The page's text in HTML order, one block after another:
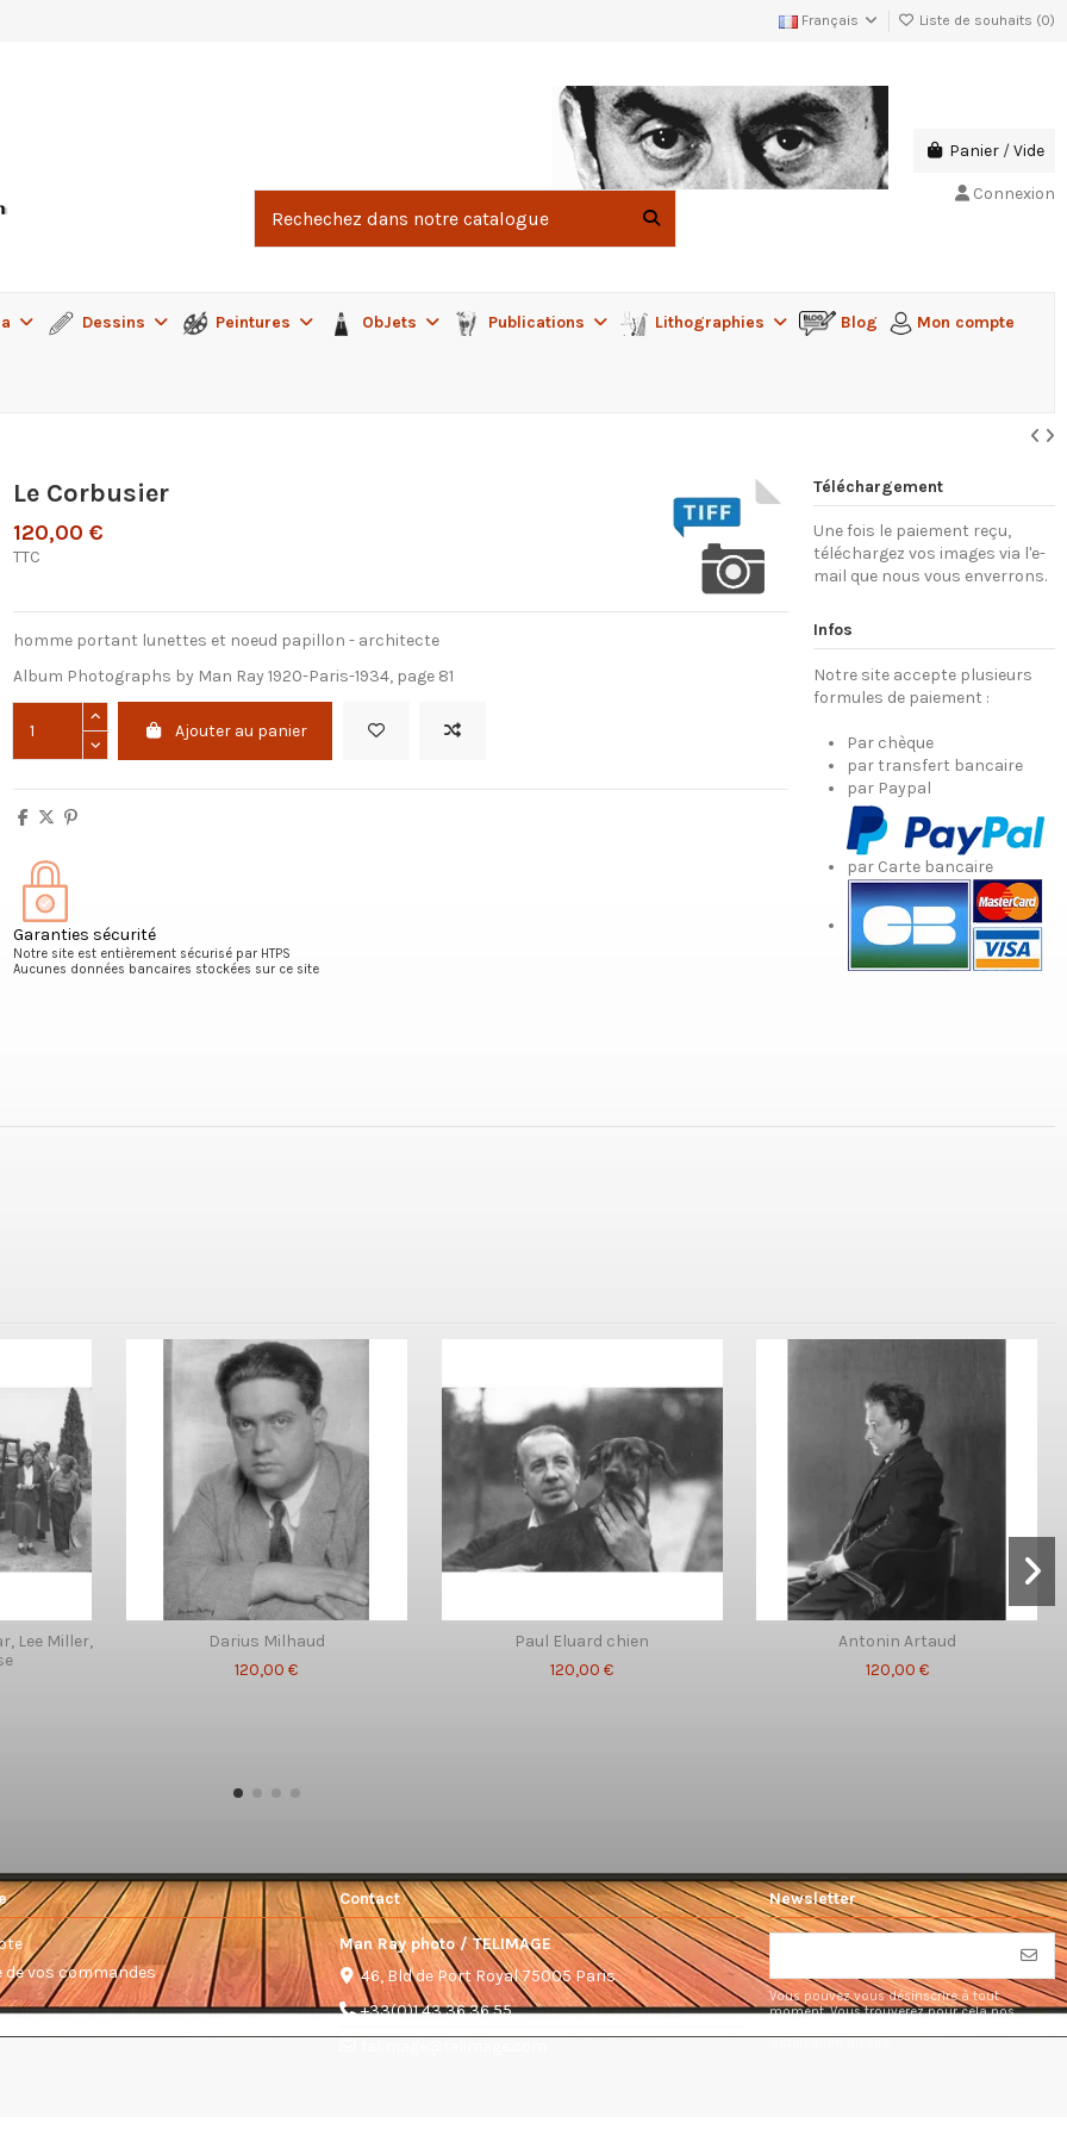
Français Liste de souhaits (0)
Panier /Vide
Connexion
Dessins Peintures ObJets Publications Lithographies Blog Mon compte
Le Corbusier
120,00 €
TTC
homme portant lunettes et noeud papillon - architecte
Album Photographs by Man Ray 1920-Paris-1934, page 81
Ajouter au panier
Garanties sécurité
Notre site est entièrement sécurisé par HTPS
Aucunes données bancaires stockées sur ce site
Téléchargement
Une fois le paiement reçu,
téléchargez vos images via l'e-
mail que nous vous enverrons.
Infos
Notre site accepte plusieurs
formules de paiement :
Par chèque
par transfert bancaire
par Paypal
par Carte bancaire
Lee Miller,
Darius Milhaud
120,00 €
Paul Eluard chien
120,00 €
Antonin Artaud
120,00 €
de vos commandes
Contact
Man Ray photo / TELIMAGE
46, Bld de Port Royal 75005 Paris
+33(0)1 43 36 36 55
Newsletter
Vous pouvez vous désinscrire à tout
moment. Vous trouverez pour cela nos